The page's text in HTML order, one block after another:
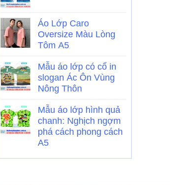
OUT OF STOCK
ÁO LỚP
Mẫu áo lớp tie dye cổ tròn:
Chúng ta cùng nhau sinh ra
để tỏa sáng
Áo Lớp Caro
Oversize Màu Lòng
Tôm A5
Mẫu áo lớp có cổ in
slogan Ác Ôn Vùng
Nông Thôn
Mẫu áo lớp hình quả
chanh: Nghịch ngợm
phá cách phong cách
A5